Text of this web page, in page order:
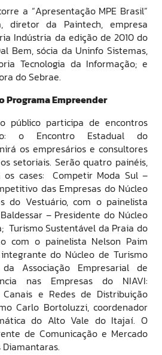
a “Apresentação MPE Brasil”
diretor da Paintech, empresa
Indústria da edição de 2010 do
Bem, sócia da Uninfo Sistemas,
Tecnologia da Informação; e
do Sebrae.
Programa Empreender
público participa de encontros
o Encontro Estadual do
os empresários e consultores
setoriais. Serão quatro painéis,
os cases: Competir Moda Sul –
das Empresas do Núcleo
do Vestuário, com o painelista
– Presidente do Núcleo
Turismo Sustentável da Praia do
com o painelista Nelson Paim
do Núcleo de Turismo
Associação Empresarial de
nas Empresas do NIAVI:
e Redes de Distribuição
Carlo Bortoluzzi, coordenador
do Alto Vale do Itajaí. O
de Comunicação e Mercado
Diamantaras.